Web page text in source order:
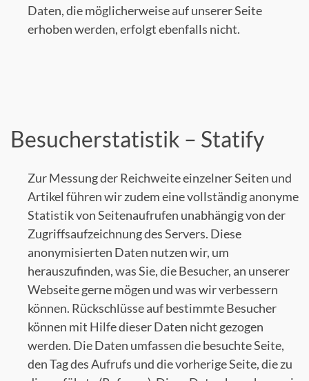
Daten, die möglicherweise auf unserer Seite
erhoben werden, erfolgt ebenfalls nicht.
Besucherstatistik – Statify
Zur Messung der Reichweite einzelner Seiten und
Artikel führen wir zudem eine vollständig anonyme
Statistik von Seitenaufrufen unabhängig von der
Zugriffsaufzeichnung des Servers. Diese
anonymisierten Daten nutzen wir, um
herauszufinden, was Sie, die Besucher, an unserer
Webseite gerne mögen und was wir verbessern
können. Rückschlüsse auf bestimmte Besucher
können mit Hilfe dieser Daten nicht gezogen
werden. Die Daten umfassen die besuchte Seite,
den Tag des Aufrufs und die vorherige Seite, die zu